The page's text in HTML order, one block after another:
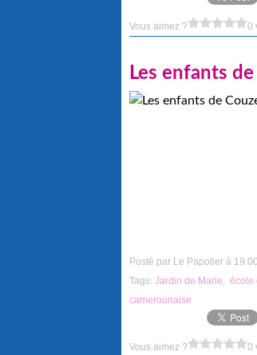
Vous aimez ? 0
Les enfants
Posté par Le Papotier à
Tags: Jardin de Marie, école
camerounaise
Vous aimez ? 0